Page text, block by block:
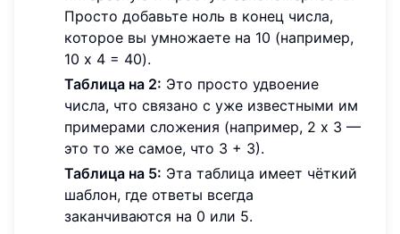
Просто добавьте ноль в конец числа,
которое вы умножаете на 10 (например,
10 x 4 = 40).
Таблица на 2: Это просто удвоение
числа, что связано с уже известными им
примерами сложения (например, 2 x 3 —
это то же самое, что 3 + 3).
Таблица на 5: Эта таблица имеет чёткий
шаблон, где ответы всегда
заканчиваются на 0 или 5.